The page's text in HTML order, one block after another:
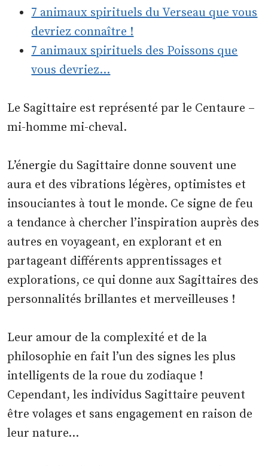
7 animaux spirituels du Verseau que vous
devriez connaître !
7 animaux spirituels des Poissons que
vous devriez…
Le Sagittaire est représenté par le Centaure –
mi-homme mi-cheval.
L’énergie du Sagittaire donne souvent une
aura et des vibrations légères, optimistes et
insouciantes à tout le monde. Ce signe de feu
a tendance à chercher l’inspiration auprès des
autres en voyageant, en explorant et en
partageant différents apprentissages et
explorations, ce qui donne aux Sagittaires des
personnalités brillantes et merveilleuses !
Leur amour de la complexité et de la
philosophie en fait l’un des signes les plus
intelligents de la roue du zodiaque !
Cependant, les individus Sagittaire peuvent
être volages et sans engagement en raison de
leur nature…